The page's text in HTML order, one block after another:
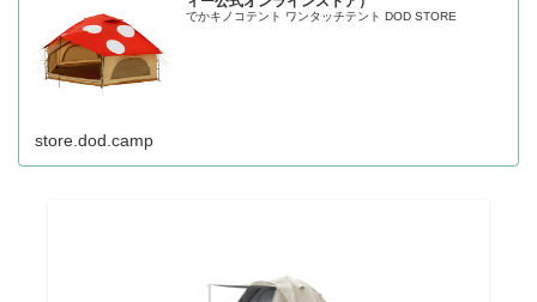
でかキノコテント ワンタッチテント DOD STORE
store.dod.camp